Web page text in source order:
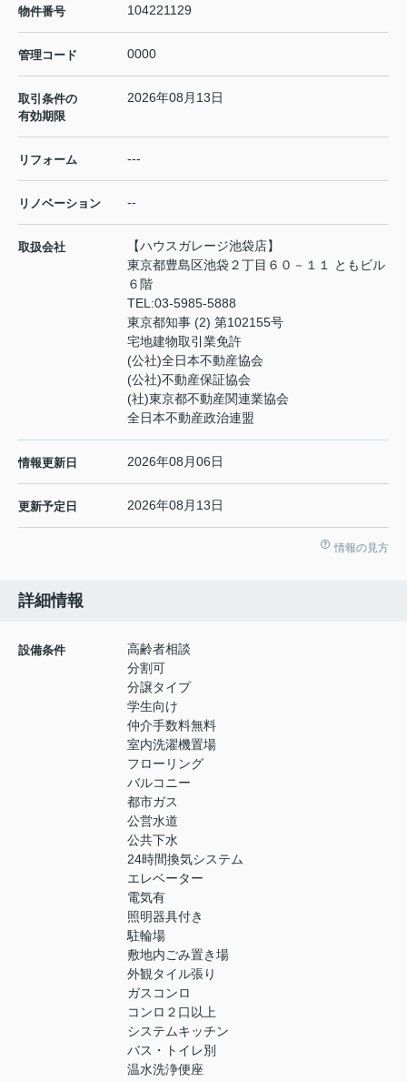
物件番号 104221129
管理コード 0000
取引条件の
有効期限
2026年08月13日
リフォーム ---
リノベーション --
取扱会社
【ハウスガレージ池袋店】
東京都豊島区池袋２丁目６０－１１ ともビル
６階
TEL:03-5985-5888
東京都知事 (2) 第102155号
宅地建物取引業免許
(公社)全日本不動産協会
(公社)不動産保証協会
(社)東京都不動産関連業協会
全日本不動産政治連盟
情報更新日 2026年08月06日
更新予定日 2026年08月13日
情報の見方
詳細情報
設備条件
高齢者相談
分割可
分譲タイプ
学生向け
仲介手数料無料
室内洗濯機置場
フローリング
バルコニー
都市ガス
公営水道
公共下水
24時間換気システム
エレベーター
電気有
照明器具付き
駐輪場
敷地内ごみ置き場
外観タイル張り
ガスコンロ
コンロ２口以上
システムキッチン
バス・トイレ別
温水洗浄便座